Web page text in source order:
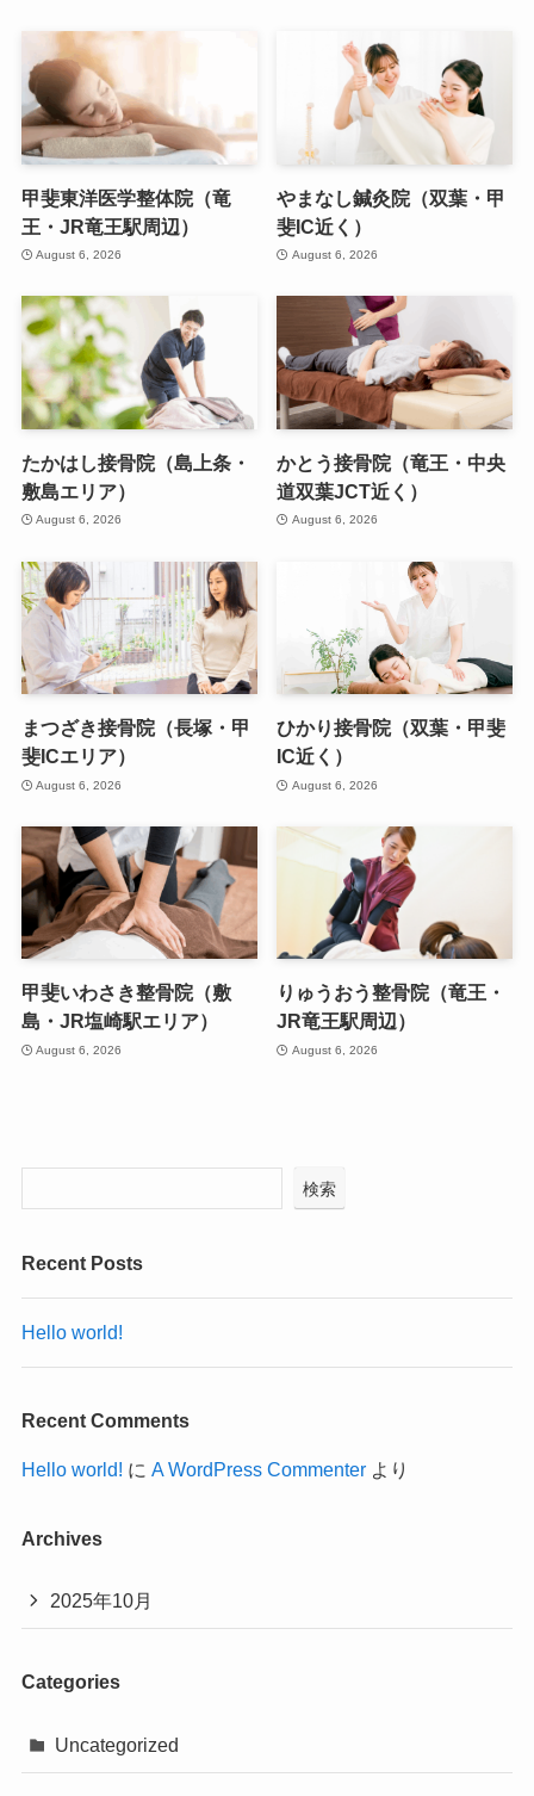
甲斐東洋医学整体院（竜
王・JR竜王駅周辺）
August 6, 2026
やまなし鍼灸院（双葉・甲
斐IC近く）
August 6, 2026
たかはし接骨院（島上条・
敷島エリア）
August 6, 2026
かとう接骨院（竜王・中央
道双葉JCT近く）
August 6, 2026
まつざき接骨院（長塚・甲
斐ICエリア）
August 6, 2026
ひかり接骨院（双葉・甲斐
IC近く）
August 6, 2026
甲斐いわさき整骨院（敷
島・JR塩崎駅エリア）
August 6, 2026
りゅうおう整骨院（竜王・
JR竜王駅周辺）
August 6, 2026
検索
Recent Posts
Hello world!
Recent Comments
Hello world! に A WordPress Commenterより
Archives
2025年10月
Categories
Uncategorized